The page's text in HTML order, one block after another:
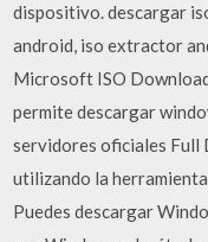
dispositivo. descargar
android, iso extractor
Microsoft ISO
permite descargar
servidores oficiales Full
utilizando la
Puedes descargar